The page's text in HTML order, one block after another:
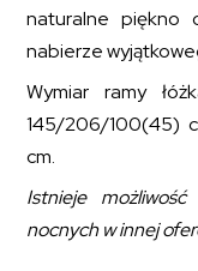
naturalne piękno
nabierze
Wymiar ramy
145/206/100(45)
cm.
Istnieje
nocnych w innej